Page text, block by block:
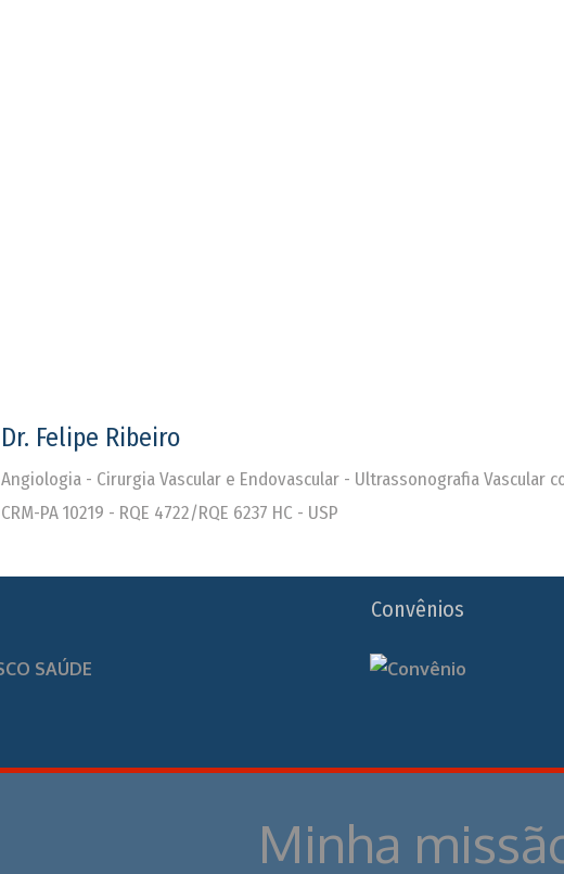
Dr. Felipe Ribeiro
Angiologia - Cirurgia Vascular e Endovascular - Ultrassonografia Vascular
CRM-PA 10219 - RQE 4722/RQE 6237 HC - USP
Convênios
Minha